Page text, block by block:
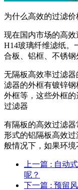
为什么高效的过滤
现在国内市场的高
H14玻璃纤维滤纸。
合板、铝框、不锈钢
无隔板高效率过滤
滤器的外框有镀锌
外框等，这些外框
过滤器
有隔板的高效过滤
形式的铝隔板高效
般情况下，如果环境
上一篇 : 自动
呢？
下一篇 : 预留